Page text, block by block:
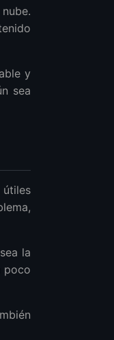
y
sea
la
poco